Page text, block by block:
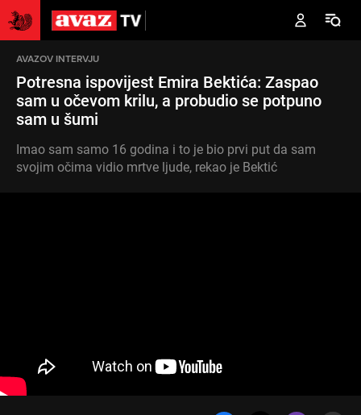
AVAZOV INTERVJU
Potresna ispovijest Emira Bektića: Zaspao
sam u očevom krilu, a probudio se potpuno
sam u šumi
Imao sam samo 16 godina i to je bio prvi put da sam
svojim očima vidio mrtve ljude, rekao je Bektić